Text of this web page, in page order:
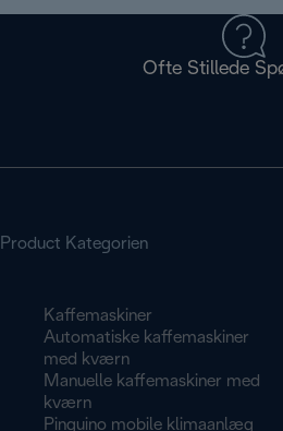
Ofte Stillede
Product Kategorien
Kaffemaskiner
Automatiske kaffemaskiner
med kværn
Manuelle kaffemaskiner med
kværn
Pinguino mobile klimaanlæg